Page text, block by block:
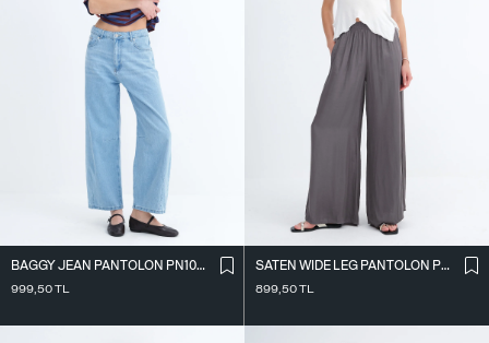
BAGGY JEAN PANTOLON PN10027
999,50TL
SATEN WIDE LEG PANTOLON PN17298
899,50TL